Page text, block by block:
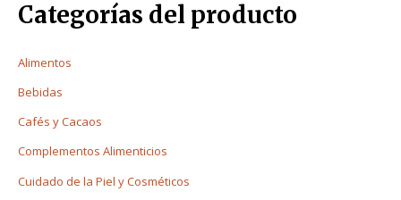
Categorías del producto
Alimentos
Bebidas
Cafés y Cacaos
Complementos Alimenticios
Cuidado de la Piel y Cosméticos